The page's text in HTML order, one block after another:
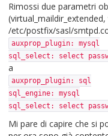
Rimossi due parametri
/etc/postfix/sasl/
auxprop_plugin: mysql
sql_select: select
a
auxprop_plugin: sql
sql_engine: mysql
sql_select: select
Mi pare di capire che si